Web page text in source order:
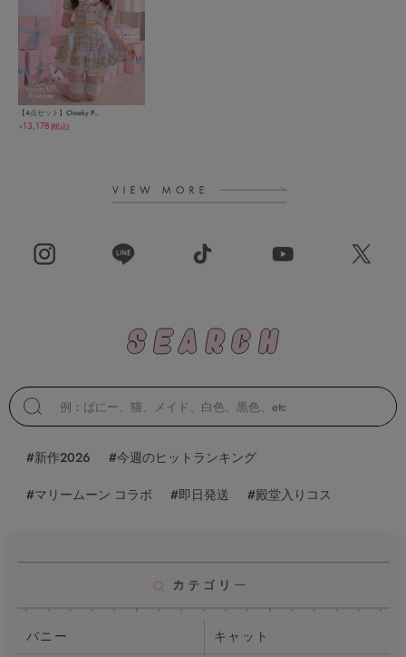
【4点セット】Cheeky P...
￥13,178(税込)
#新作2026 #今週のヒットランキング
#マリームーン コラボ #即日発送 #殿堂入りコス
バニー
キャット